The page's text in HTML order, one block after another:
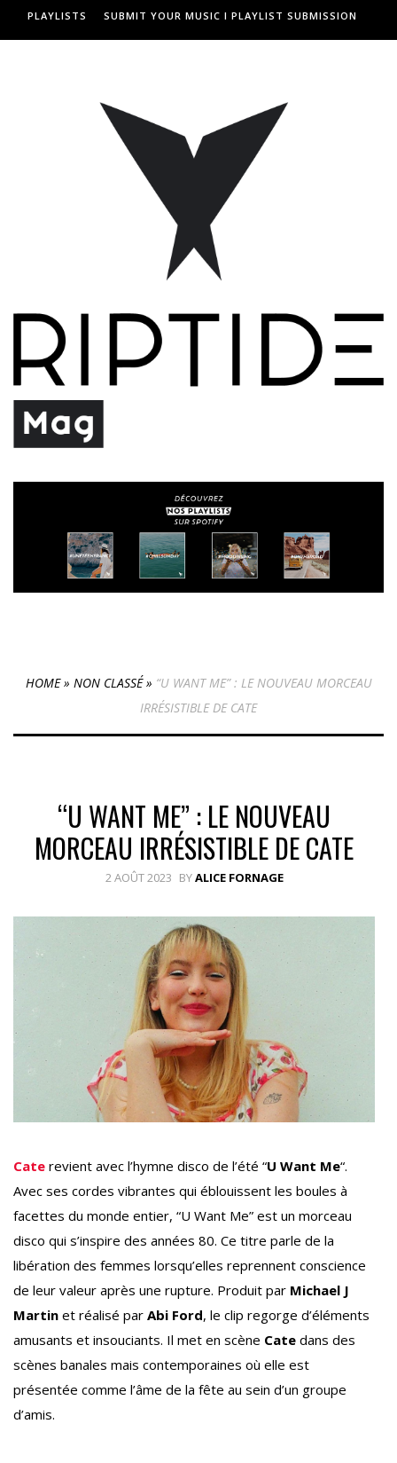
PLAYLISTS SUBMIT YOUR MUSIC I PLAYLIST SUBMISSION
HOME» NON CLASSÉ» “U WANT ME” : LE NOUVEAU MORCEAU
IRRÉSISTIBLE DE CATE
“U WANT ME” : LE NOUVEAU
MORCEAU IRRÉSISTIBLE DE CATE
2 AOÛT 2023 BYALICE FORNAGE
Cate revient avec l’hymne disco de l’été “U Want Me“.
Avec ses cordes vibrantes qui éblouissent les boules à
facettes du monde entier, “U Want Me” est un morceau
disco qui s’inspire des années 80. Ce titre parle de la
libération des femmes lorsqu’elles reprennent conscience
de leur valeur après une rupture. Produit par Michael J
Martin et réalisé par Abi Ford, le clip regorge d’éléments
amusants et insouciants. Il met en scène Cate dans des
scènes banales mais contemporaines où elle est
présentée comme l’âme de la fête au sein d’un groupe
d’amis.